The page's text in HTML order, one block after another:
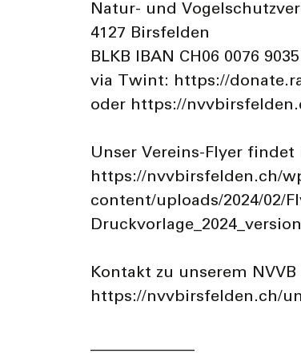
Natur- und
4127 Birsfelden
BLKB IBAN CH06 0076
via Twint: https://
oder https://
Unser Vereins-Flyer
https://nvvbirsfelden.ch/
content/uploads/2024/02/
Kontakt zu unserem
https://nvvbirsfelden.ch/